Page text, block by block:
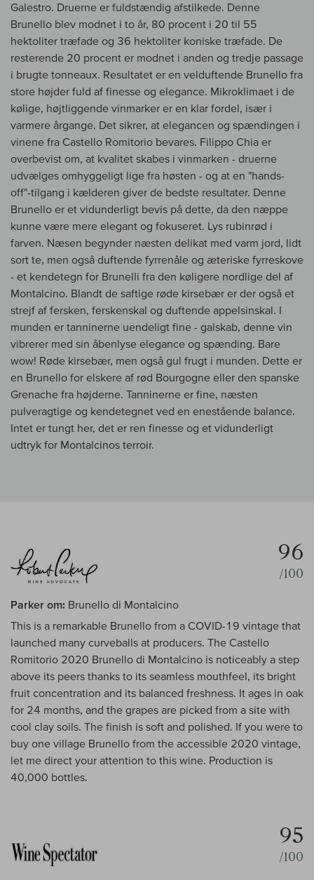
Galestro. Druerne er fuldstændig afstilkede. Denne
Brunello blev modnet i to år, 80 procent i 20 til 55
hektoliter træfade og 36 hektoliter koniske træfade. De
resterende 20 procent er modnet i anden og tredje passage
i brugte tonneaux. Resultatet er en velduftende Brunello fra
store højder fuld af finesse og elegance. Mikroklimaet i de
kølige, højtliggende vinmarker er en klar fordel, især i
varmere årgange. Det sikrer, at elegancen og spændingen i
vinene fra Castello Romitorio bevares. Filippo Chia er
overbevist om, at kvalitet skabes i vinmarken - druerne
udvælges omhyggeligt lige fra høsten - og at en "hands-
off"-tilgang i kælderen giver de bedste resultater. Denne
Brunello er et vidunderligt bevis på dette, da den næppe
kunne være mere elegant og fokuseret. Lys rubinrød i
farven. Næsen begynder næsten delikat med varm jord, lidt
sort te, men også duftende fyrrenåle og æteriske fyrreskove
- et kendetegn for Brunelli fra den køligere nordlige del af
Montalcino. Blandt de saftige røde kirsebær er der også et
strejf af fersken, ferskenskal og duftende appelsinskal. I
munden er tanninerne uendeligt fine - galskab, denne vin
vibrerer med sin åbenlyse elegance og spænding. Bare
wow! Røde kirsebær, men også gul frugt i munden. Dette er
en Brunello for elskere af rød Bourgogne eller den spanske
Grenache fra højderne. Tanninerne er fine, næsten
pulveragtige og kendetegnet ved en enestående balance.
Intet er tungt her, det er ren finesse og et vidunderligt
udtryk for Montalcinos terroir.
96
/100
Parker om: Brunello di Montalcino
This is a remarkable Brunello from a COVID-19 vintage that
launched many curveballs at producers. The Castello
Romitorio 2020 Brunello di Montalcino is noticeably a step
above its peers thanks to its seamless mouthfeel, its bright
fruit concentration and its balanced freshness. It ages in oak
for 24 months, and the grapes are picked from a site with
cool clay soils. The finish is soft and polished. If you were to
buy one village Brunello from the accessible 2020 vintage,
let me direct your attention to this wine. Production is
40,000 bottles.
95
/100